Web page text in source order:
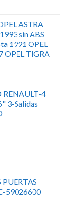
ASTRA
sin ABS
1991 OPEL
OPEL TIGRA
RENAULT-4
3-Salidas
59026600